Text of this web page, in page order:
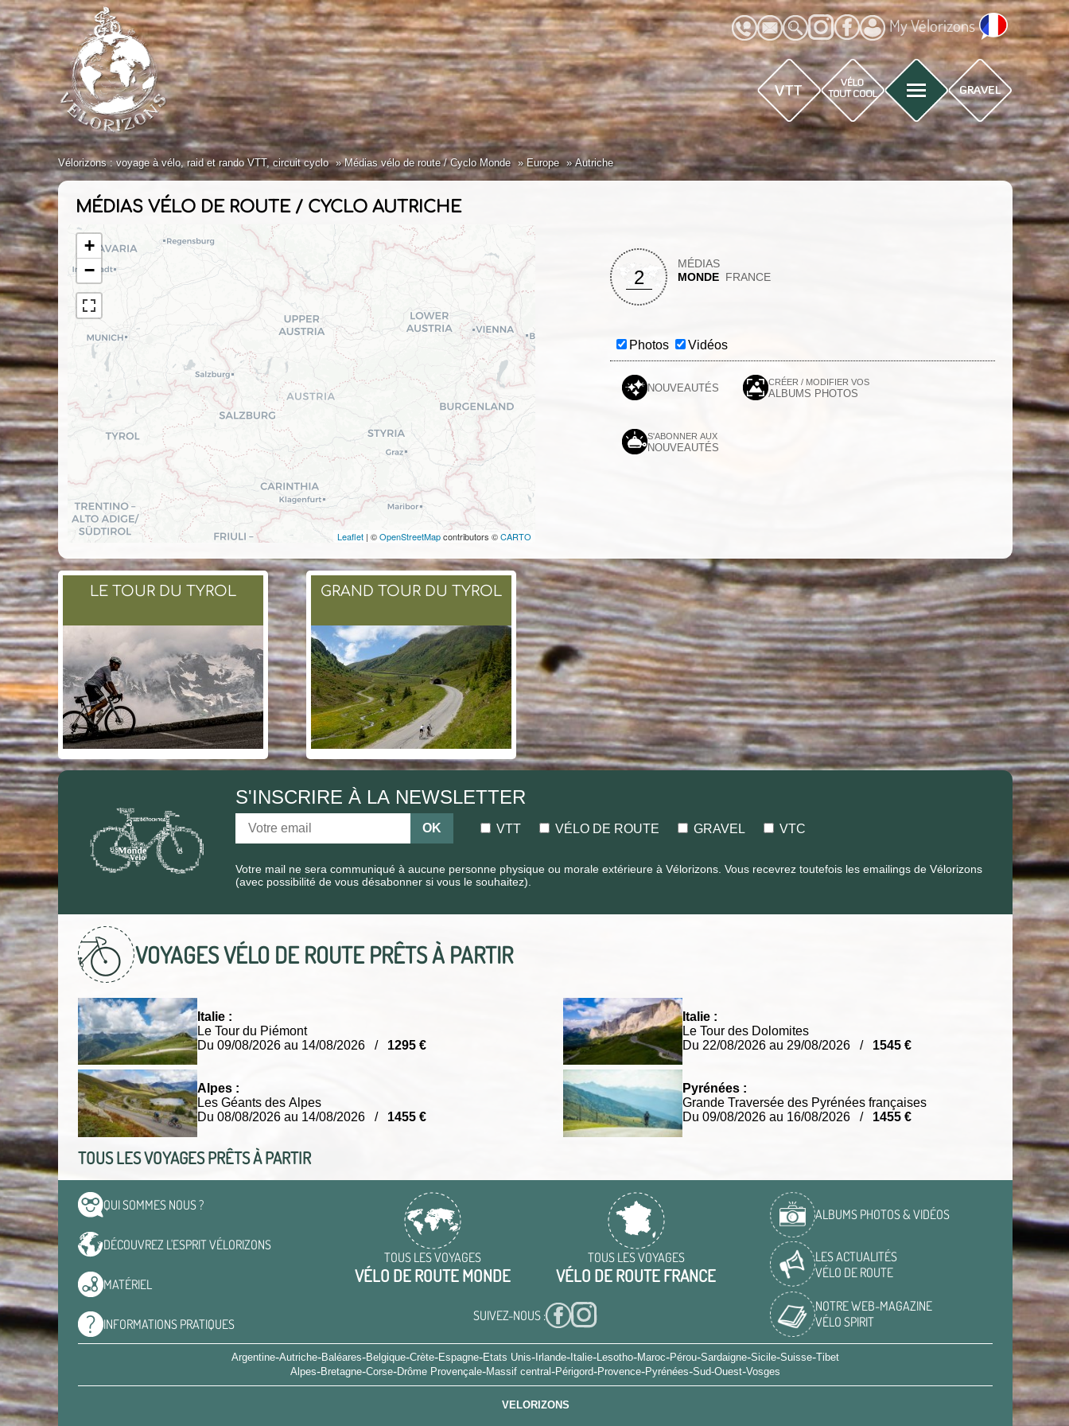
My Vélorizons
Vélorizons : voyage à vélo, raid et rando VTT, circuit cyclo Médias vélo de route / Cyclo Monde Europe Autriche
MÉDIAS VÉLO DE ROUTE / CYCLO AUTRICHE
+
−
Leaflet | ©OpenStreetMapcontributors ©CARTO
2
MÉDIAS
MONDE
FRANCE
Photos Vidéos
NOUVEAUTÉS CRÉER / MODIFIER VOS
ALBUMS PHOTOS
S'ABONNER AUX
NOUVEAUTÉS
LE TOUR DU TYROL GRAND TOUR DU TYROL
S'INSCRIRE À LA NEWSLETTER
OK VTT VÉLO DE ROUTE GRAVEL VTC
Votre mail ne sera communiqué à aucune personne physique ou morale extérieure à Vélorizons. Vous recevrez toutefois les emailings de Vélorizons
(avec possibilité de vous désabonner si vous le souhaitez).
VOYAGES VÉLO DE ROUTEPRÊTS À PARTIR
Italie :
Le Tour du Piémont
Du 09/08/2026 au 14/08/2026 / 1295 €
Italie :
Le Tour des Dolomites
Du 22/08/2026 au 29/08/2026 / 1545 €
Alpes :
Les Géants des Alpes
Du 08/08/2026 au 14/08/2026 / 1455 €
Pyrénées :
Grande Traversée des Pyrénées françaises
Du 09/08/2026 au 16/08/2026 / 1455 €
TOUS LES VOYAGES PRÊTS À PARTIR
TOUS LES VOYAGES
VÉLO DE ROUTE MONDE
TOUS LES VOYAGES
VÉLO DE ROUTE FRANCE
ALBUMS PHOTOS & VIDÉOS
LES ACTUALITÉS
VÉLO DE ROUTE
NOTRE WEB-MAGAZINE
VÉLO SPIRIT
QUI SOMMES NOUS ?
DÉCOUVREZ L'ESPRITVÉLORIZONS
MATÉRIEL
INFORMATIONS PRATIQUES
SUIVEZ-NOUS :
Argentine-Autriche-Baléares-Belgique-Crète-Espagne-Etats Unis- Irlande- Italie-Lesotho-Maroc-Pérou-Sardaigne-Sicile-Suisse-Tibet
Alpes-Bretagne-Corse-Drôme Provençale-Massif central-Périgord-Provence-Pyrénées-Sud-Ouest-Vosges
VELORIZONS